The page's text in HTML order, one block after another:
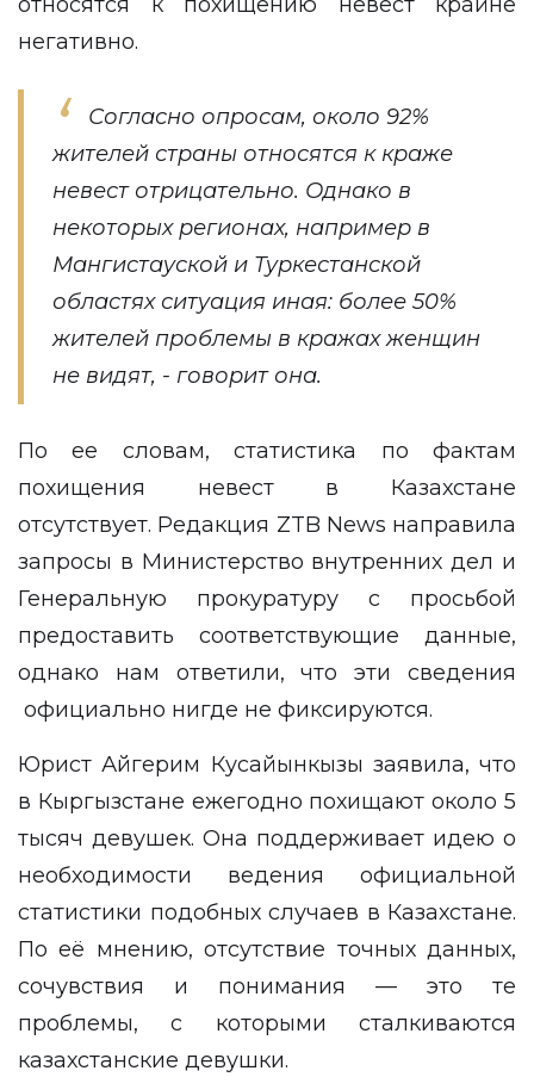
негативно.
Согласно опросам, около 92%
жителей страны относятся к краже
невест отрицательно. Однако в
некоторых регионах, например в
Мангистауской и Туркестанской
областях ситуация иная: более 50%
жителей проблемы в кражах женщин
не видят, - говорит она.
По ее словам, статистика по фактам
похищения невест в Казахстане
отсутствует. Редакция ZTB News направила
запросы в Министерство внутренних дел и
Генеральную прокуратуру с просьбой
предоставить соответствующие данные,
однако нам ответили, что эти сведения
официально нигде не фиксируются.
Юрист Айгерим Кусайынкызы заявила, что
в Кыргызстане ежегодно похищают около 5
тысяч девушек. Она поддерживает идею о
необходимости ведения официальной
статистики подобных случаев в Казахстане.
По её мнению, отсутствие точных данных,
сочувствия и понимания — это те
проблемы, с которыми сталкиваются
казахстанские девушки.